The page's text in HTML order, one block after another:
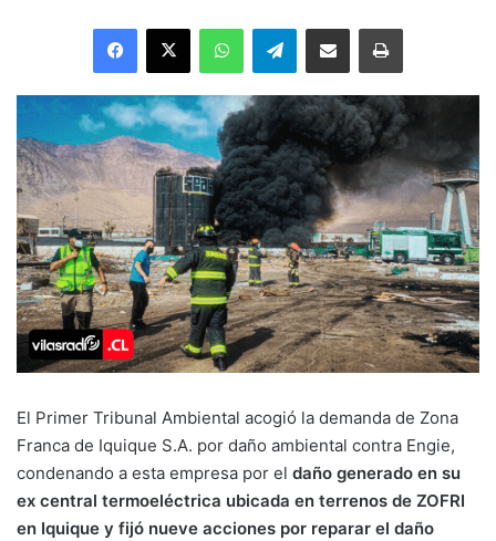
Facebook
X WhatsAppTelegramEnviar vía email Imprimir
El Primer Tribunal Ambiental acogió la demanda de Zona
Franca de Iquique S.A. por daño ambiental contra Engie,
condenando a esta empresa por el daño generado en su
ex central termoeléctrica ubicada en terrenos de ZOFRI
en Iquique y fijó nueve acciones por reparar el daño